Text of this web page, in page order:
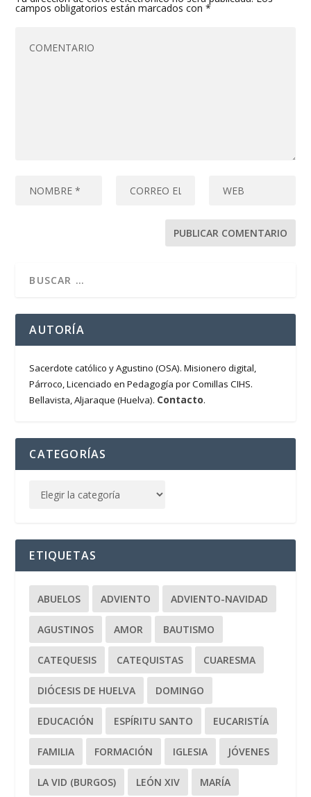
campos obligatorios están marcados con*
AUTORÍA
Sacerdote católico y Agustino (OSA). Misionero digital,
Párroco, Licenciado en Pedagogía por Comillas CIHS.
Bellavista, Aljaraque (Huelva). Contacto.
CATEGORÍAS
ETIQUETAS
ABUELOS ADVIENTO ADVIENTO-NAVIDAD
AGUSTINOS AMOR BAUTISMO
CATEQUESIS CATEQUISTAS CUARESMA
DIÓCESIS DE HUELVA DOMINGO
EDUCACIÓN ESPÍRITU SANTO EUCARISTÍA
FAMILIA FORMACIÓN IGLESIA JÓVENES
LA VID (BURGOS) LEÓN XIV MARÍA